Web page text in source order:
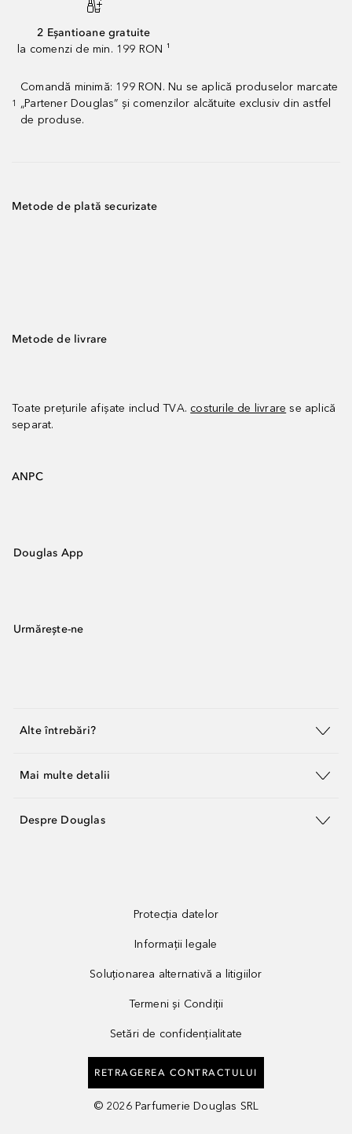
2 Eșantioane gratuite
la comenzi de min. 199 RON ¹
1
Comandă minimă: 199 RON. Nu se aplică produselor marcate
„Partener Douglas” și comenzilor alcătuite exclusiv din astfel
de produse.
Metode de plată securizate
Metode de livrare
Toate prețurile afișate includ TVA. costurile de livrare se aplică
separat.
ANPC
Douglas App
Urmărește-ne
Alte întrebări?
Mai multe detalii
Despre Douglas
Protecția datelor
Informații legale
Soluționarea alternativă a litigiilor
Termeni și Condiții
Setări de confidențialitate
RETRAGEREA CONTRACTULUI
© 2026 Parfumerie Douglas SRL